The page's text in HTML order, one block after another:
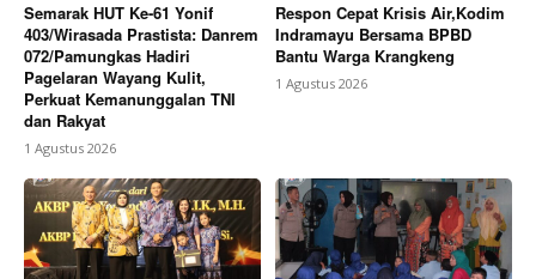
Semarak HUT Ke-61 Yonif
403/Wirasada Prastista: Danrem
072/Pamungkas Hadiri
Pagelaran Wayang Kulit,
Perkuat Kemanunggalan TNI
dan Rakyat
1 Agustus 2026
Respon Cepat Krisis Air,Kodim
Indramayu Bersama BPBD
Bantu Warga Krangkeng
1 Agustus 2026